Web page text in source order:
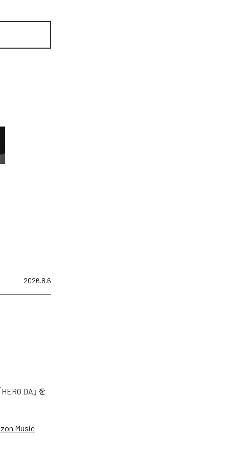
2026.8.6
DA」を
Music